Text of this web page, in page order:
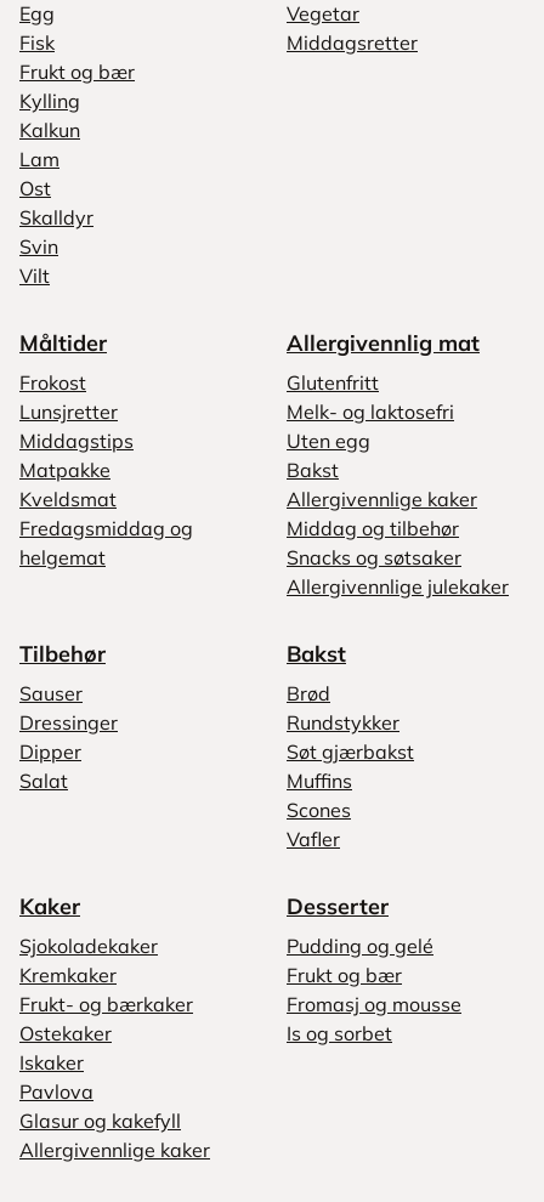
Egg
Fisk
Frukt og bær
Kylling
Kalkun
Lam
Ost
Skalldyr
Svin
Vilt
Vegetar
Middagsretter
Måltider
Frokost
Lunsjretter
Middagstips
Matpakke
Kveldsmat
Fredagsmiddag og
helgemat
Allergivennlig mat
Glutenfritt
Melk- og laktosefri
Uten egg
Bakst
Allergivennlige kaker
Middag og tilbehør
Snacks og søtsaker
Allergivennlige julekaker
Tilbehør
Sauser
Dressinger
Dipper
Salat
Bakst
Brød
Rundstykker
Søt gjærbakst
Muffins
Scones
Vafler
Kaker
Sjokoladekaker
Kremkaker
Frukt- og bærkaker
Ostekaker
Iskaker
Pavlova
Glasur og kakefyll
Allergivennlige kaker
Desserter
Pudding og gelé
Frukt og bær
Fromasj og mousse
Is og sorbet